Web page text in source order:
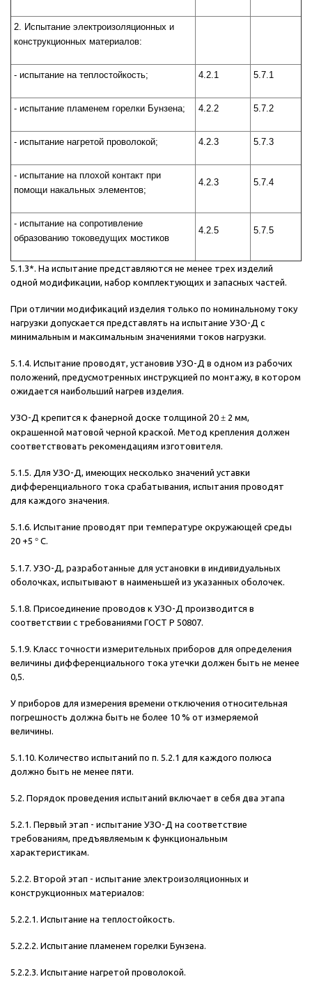
2. Испытание электроизоляционных и
конструкционных материалов:
- испытание на теплостойкость; 4.2.1 5.7.1
- испытание пламенем горелки Бунзена; 4.2.2 5.7.2
- испытание нагретой проволокой; 4.2.3 5.7.3
- испытание на плохой контакт при
помощи накальных элементов;
4.2.3 5.7.4
- испытание на сопротивление
образованию токоведущих мостиков
4.2.5 5.7.5
5.1.3*. На испытание представляются не менее трех изделий
одной модификации, набор комплектующих и запасных частей.
При отличии модификаций изделия только по номинальному току
нагрузки допускается представлять на испытание УЗО-Д с
минимальным и максимальным значениями токов нагрузки.
5.1.4. Испытание проводят, установив УЗО-Д в одном из рабочих
положений, предусмотренных инструкцией по монтажу, в котором
ожидается наибольший нагрев изделия.
УЗО-Д крепится к фанерной доске толщиной 20 ± 2 мм,
окрашенной матовой черной краской. Метод крепления должен
соответствовать рекомендациям изготовителя.
5.1.5. Для УЗО-Д, имеющих несколько значений уставки
дифференциального тока срабатывания, испытания проводят
для каждого значения.
5.1.6. Испытание проводят при температуре окружающей среды
20 +5 ° С.
5.1.7. УЗО-Д, разработанные для установки в индивидуальных
оболочках, испытывают в наименьшей из указанных оболочек.
5.1.8. Присоединение проводов к УЗО-Д производится в
соответствии с требованиями ГОСТ Р 50807.
5.1.9. Класс точности измерительных приборов для определения
величины дифференциального тока утечки должен быть не менее
0,5.
У приборов для измерения времени отключения относительная
погрешность должна быть не более 10 % от измеряемой
величины.
5.1.10. Количество испытаний по п. 5.2.1 для каждого полюса
должно быть не менее пяти.
5.2. Порядок проведения испытаний включает в себя два этапа
5.2.1. Первый этап - испытание УЗО-Д на соответствие
требованиям, предъявляемым к функциональным
характеристикам.
5.2.2. Второй этап - испытание электроизоляционных и
конструкционных материалов:
5.2.2.1. Испытание на теплостойкость.
5.2.2.2. Испытание пламенем горелки Бунзена.
5.2.2.3. Испытание нагретой проволокой.